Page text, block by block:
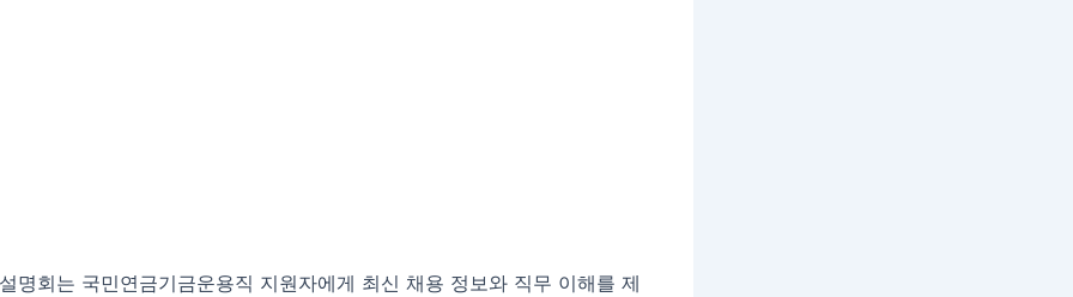
명회는 국민연금기금운용직 지원자에게 최신 채용 정보와 직무 이해를 제